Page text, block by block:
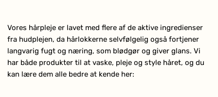
Vores hårpleje er lavet med flere af de aktive ingredienser
fra hudplejen, da hårlokkerne selvfølgelig også fortjener
langvarig fugt og næring, som blødgør og giver glans. Vi
har både produkter til at vaske, pleje og style håret, og du
kan lære dem alle bedre at kende her: